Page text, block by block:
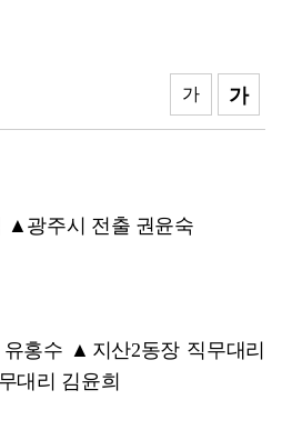
관광 키운다
ACC '아시아의 장치들'전···누적 관람객 10만명 ...
가
가
▲광주시 전출 권윤숙
홍수 ▲지산2동장 직무대리
대리 김윤희